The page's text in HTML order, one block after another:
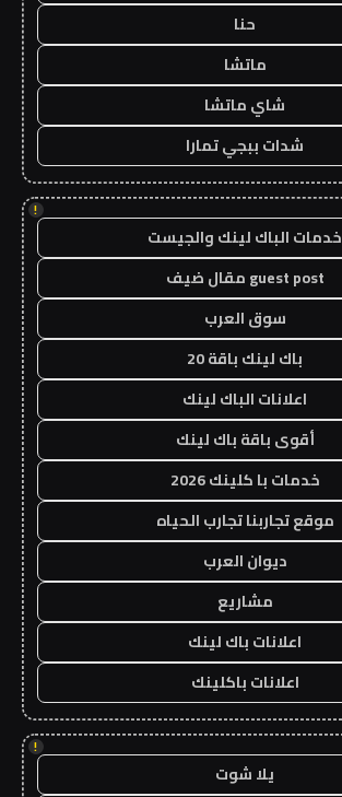
حنا
ماتشا
شاي ماتشا
شدات ببجي تمارا
!
خدمات الباك لينك والجيست
guest post مقال ضيف
سوق العرب
باك لينك باقة 20
اعلانات الباك لينك
أقوى باقة باك لينك
خدمات با كلينك 2026
موقع تجاربنا تجارب الحياه
ديوان العرب
مشاريع
اعلانات باك لينك
اعلانات باكلينك
!
يلا شوت